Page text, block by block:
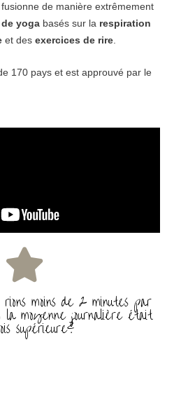
de manière extrêmement
yoga basés sur la respiration
et des exercices de rire.
170 pays et est approuvé par le
rions moins de 2 minutes par
la moyenne journalière était
supérieure?